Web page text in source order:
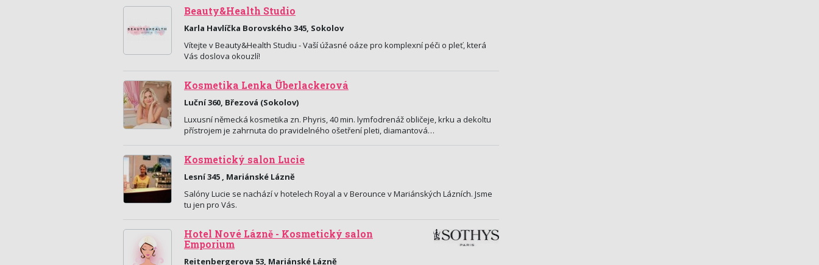
Beauty&Health Studio
Karla Havlíčka Borovského 345, Sokolov
Vítejte v Beauty&Health Studiu - Vaší úžasné oáze pro komplexní péči o pleť, která
Vás doslova okouzlí!
Kosmetika Lenka Überlackerová
Luční 360, Březová (Sokolov)
Luxusní německá kosmetika zn. Phyris, 40 min. lymfodrenáž obličeje, krku a dekoltu
přístrojem je zahrnuta do pravidelného ošetření pleti, diamantová…
Kosmetický salon Lucie
Lesní 345 , Mariánské Lázně
Salóny Lucie se nachází v hotelech Royal a v Berounce v Mariánských Lázních. Jsme
tu jen pro Vás.
Hotel Nové Lázně - Kosmetický salon
Emporium
Reitenbergerova 53, Mariánské Lázně